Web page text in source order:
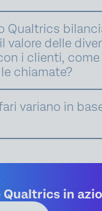
dati raccolta e/o
insight XM e
sono diversi tipi di
e suite
esempi di
intercambiabili
Qualtrics
valore delle
i clienti, come
chiamate?
variano in
Qualtrics in